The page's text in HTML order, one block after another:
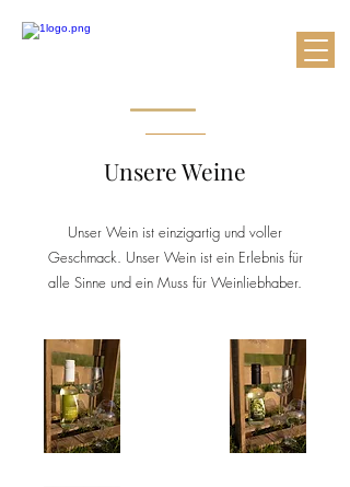
Unsere Weine
Unser Wein ist einzigartig und voller
Geschmack. Unser Wein ist ein Erlebnis für
alle Sinne und ein Muss für Weinliebhaber.